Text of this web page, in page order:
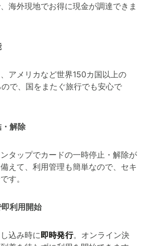
海外現地でお得に現金が調達できま
アメリカなど世界150カ国以上の
で、国をまたぐ旅行でも安心で
解除
タップでカードの一時停止・解除が
えて、利用管理も簡単なので、セキ
す。
利用開始
込み時に即時発行。オンライン決